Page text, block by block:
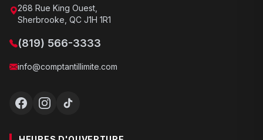
268 Rue King Ouest,
Sherbrooke, QC J1H 1R1
(819) 566-3333
info@comptantillimite.com